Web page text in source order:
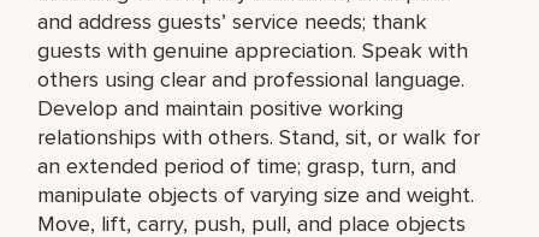
and address guests’ service needs; thank
guests with genuine appreciation. Speak with
others using clear and professional language.
Develop and maintain positive working
relationships with others. Stand, sit, or walk for
an extended period of time; grasp, turn, and
manipulate objects of varying size and weight.
Move, lift, carry, push, pull, and place objects